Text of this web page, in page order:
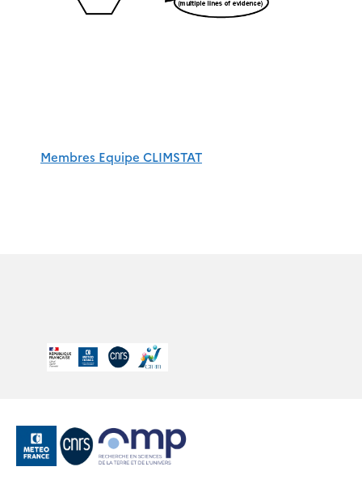
Membres Equipe CLIMSTAT